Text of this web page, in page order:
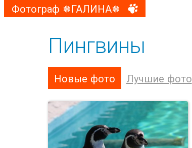
Фотограф ❅ГАЛИНА❅
Пингвины
Новые фото Лучшие фото